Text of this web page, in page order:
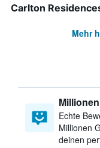
Carlton
Mehr
Echte
Millionen
deinen